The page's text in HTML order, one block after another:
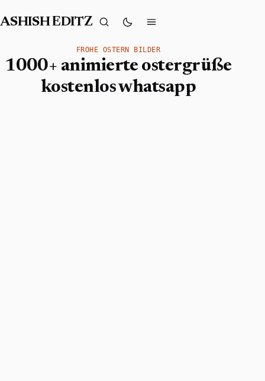
ASHISH EDITZ
FROHE OSTERN BILDER
1000+ animierte ostergrüße
kostenlos whatsapp